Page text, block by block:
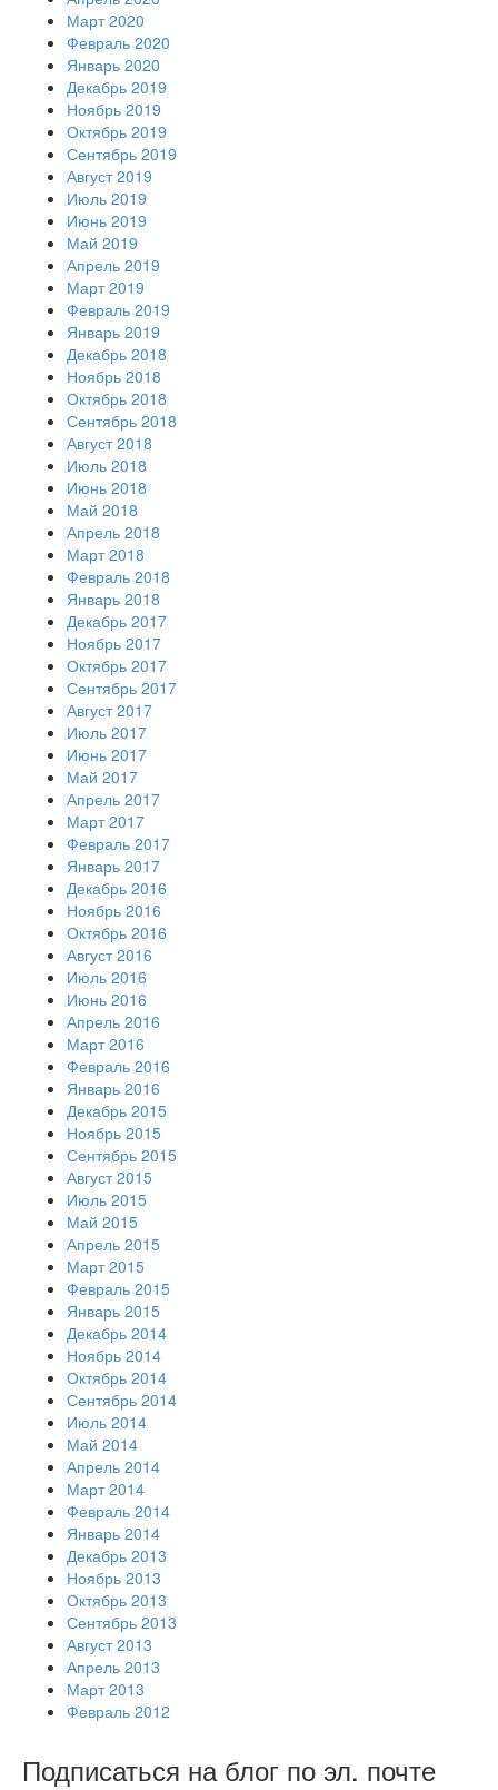
Март 2020
Февраль 2020
Январь 2020
Декабрь 2019
Ноябрь 2019
Октябрь 2019
Сентябрь 2019
Август 2019
Июль 2019
Июнь 2019
Май 2019
Апрель 2019
Март 2019
Февраль 2019
Январь 2019
Декабрь 2018
Ноябрь 2018
Октябрь 2018
Сентябрь 2018
Август 2018
Июль 2018
Июнь 2018
Май 2018
Апрель 2018
Март 2018
Февраль 2018
Январь 2018
Декабрь 2017
Ноябрь 2017
Октябрь 2017
Сентябрь 2017
Август 2017
Июль 2017
Июнь 2017
Май 2017
Апрель 2017
Март 2017
Февраль 2017
Январь 2017
Декабрь 2016
Ноябрь 2016
Октябрь 2016
Август 2016
Июль 2016
Июнь 2016
Апрель 2016
Март 2016
Февраль 2016
Январь 2016
Декабрь 2015
Ноябрь 2015
Сентябрь 2015
Август 2015
Июль 2015
Май 2015
Апрель 2015
Март 2015
Февраль 2015
Январь 2015
Декабрь 2014
Ноябрь 2014
Октябрь 2014
Сентябрь 2014
Июль 2014
Май 2014
Апрель 2014
Март 2014
Февраль 2014
Январь 2014
Декабрь 2013
Ноябрь 2013
Октябрь 2013
Сентябрь 2013
Август 2013
Апрель 2013
Март 2013
Февраль 2012
Подписаться на блог по эл. почте